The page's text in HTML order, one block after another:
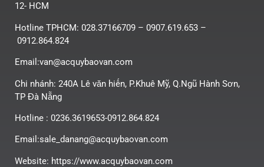
12- HCM
Hotline TPHCM: 028.37166709 – 0907.619.653 –
0912.864.824
Email:van@acquybaovan.com
Chi nhánh: 240A Lê văn hiến, P.Khuê Mỹ, Q.Ngũ Hành Sơn,
TP Đà Nẵng
Hotline : 0236.3619653-0912.864.824
Email:sale_danang@acquybaovan.com
Website: https://www.acquybaovan.com